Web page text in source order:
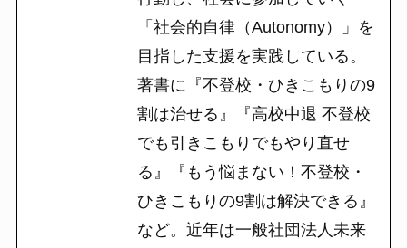
「社会的自律（Autonomy）」を
目指した支援を実践している。
著書に『不登校・ひきこもりの9
割は治せる』『高校中退 不登校
でも引きこもりでもやり直せ
る』『もう悩まない！不登校・
ひきこもりの9割は解決できる』
など。近年は一般社団法人未来